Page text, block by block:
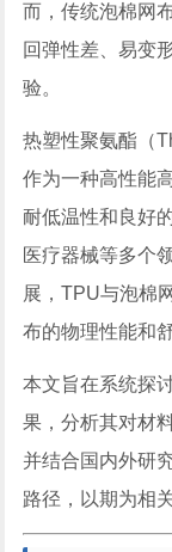
而，传统泡棉网
回弹性差、易变
验。
热塑性聚氨酯（
作为一种高性能
耐低温性和良好
医疗器械等多个
展，TPU与泡棉
布的物理性能和
本文旨在系统探
果，分析其对材
并结合国内外研
路径，以期为相